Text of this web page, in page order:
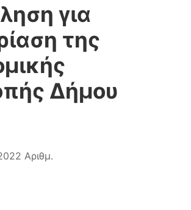
για
της
Δήμου
Αριθμ.